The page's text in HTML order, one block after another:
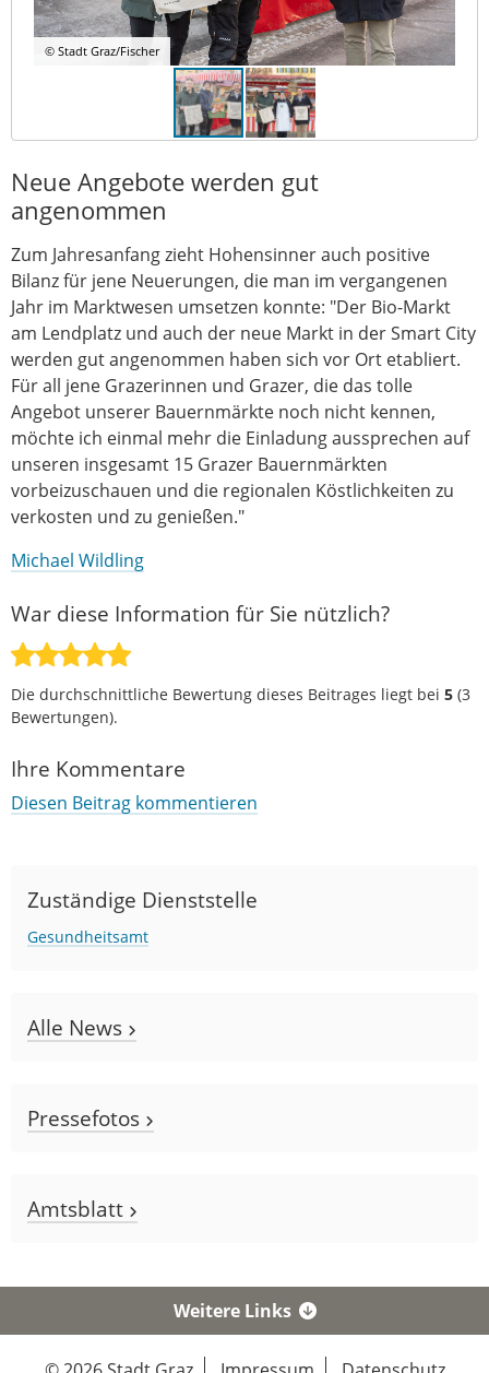
© Stadt Graz/Fischer
Neue Angebote werden gut
angenommen
Zum Jahresanfang zieht Hohensinner auch positive
Bilanz für jene Neuerungen, die man im vergangenen
Jahr im Marktwesen umsetzen konnte: "Der Bio-Markt
am Lendplatz und auch der neue Markt in der Smart City
werden gut angenommen haben sich vor Ort etabliert.
Für all jene Grazerinnen und Grazer, die das tolle
Angebot unserer Bauernmärkte noch nicht kennen,
möchte ich einmal mehr die Einladung aussprechen auf
unseren insgesamt 15 Grazer Bauernmärkten
vorbeizuschauen und die regionalen Köstlichkeiten zu
verkosten und zu genießen."
Michael Wildling
War diese Information für Sie nützlich?
Die durchschnittliche Bewertung dieses Beitrages liegt bei 5 (3
Bewertungen).
Ihre Kommentare
Diesen Beitrag kommentieren
Zuständige Dienststelle
Gesundheitsamt
Alle News
Pressefotos
Amtsblatt
Weitere Links